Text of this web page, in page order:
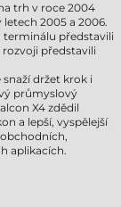
trh v roce 2004
2005 a 2006.
terminálu představili
rozvoji představili
držet krok i
průmyslový
X4 zdědil
a lepší, vyspělejší
aplikacích.